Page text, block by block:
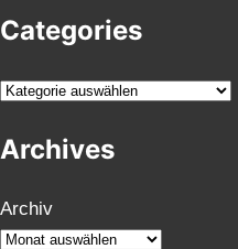
Categories
K
t
g
o
Archives
Archiv